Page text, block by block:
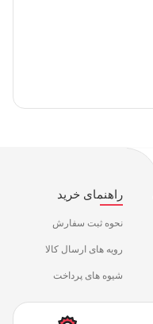
راهنمای خرید
نحوه ثبت سفارش
رویه های ارسال کالا
شیوه های پرداخت